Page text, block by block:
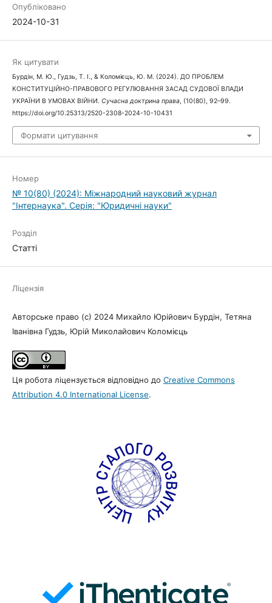
Опубліковано
2024-10-31
Як цитувати
Бурдін, М. Ю., Гудзь, Т. І., & Коломієць, Ю. М. (2024). ДО ПРОБЛЕМ
КОНСТИТУЦІЙНО-ПРАВОВОГО РЕГУЛЮВАННЯ ЗАСАД СУДОВОЇ ВЛАДИ
УКРАЇНИ В УМОВАХ ВІЙНИ. Сучасна доктрина права, (10(80), 92–99.
https://doi.org/10.25313/2520-2308-2024-10-10431
Формати цитування
Номер
№ 10(80) (2024): Міжнародний науковий журнал
"Інтернаука". Серія: "Юридичні науки"
Розділ
Статті
Ліцензія
Авторське право (c) 2024 Михайло Юрійович Бурдін, Тетяна
Іванівна Гудзь, Юрій Миколайович Коломієць
Ця робота ліцензується відповідно до Creative Commons
Attribution 4.0 International License.